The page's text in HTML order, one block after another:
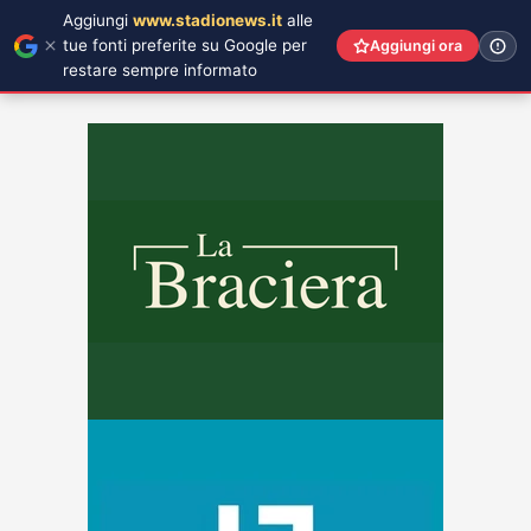
Aggiungi www.stadionews.it alle
tue fonti preferite su Google per
restare sempre informato
Aggiungi ora